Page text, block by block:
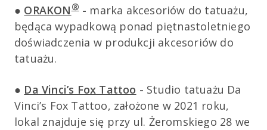
● ORAKON®- marka akcesoriów do tatuażu,
będąca wypadkową ponad piętnastoletniego
doświadczenia w produkcji akcesoriów do
tatuażu.
● Da Vinci’s Fox Tattoo - Studio tatuażu Da
Vinci’s Fox Tattoo, założone w 2021 roku,
lokal znajduje się przy ul. Żeromskiego 28 we